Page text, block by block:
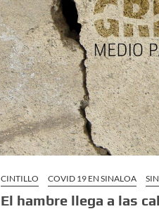
CINTILLO COVID 19 EN SINALOA
El hambre llega a las